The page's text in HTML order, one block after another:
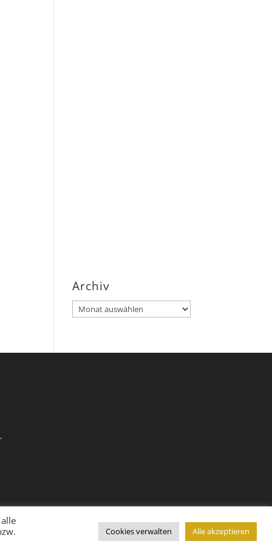
Archiv
Archiv
Cookies verwalten Alle akzeptieren